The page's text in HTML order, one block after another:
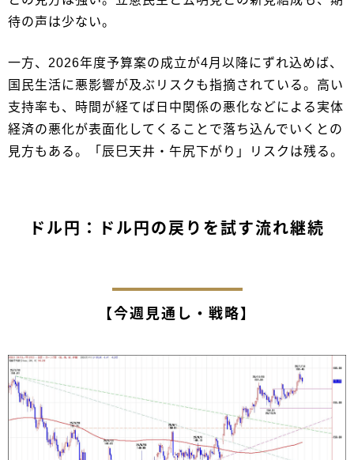
待の声は少ない。
一方、2026年度予算案の成立が4月以降にずれ込めば、
国民生活に悪影響が及ぶリスクも指摘されている。高い
支持率も、時間が経てば日中関係の悪化などによる実体
経済の悪化が表面化してくることで落ち込んでいくとの
見方もある。「辰巳天井・午尻下がり」リスクは残る。
ドル円：ドル円の戻りを試す流れ継続
【今週見通し・戦略】